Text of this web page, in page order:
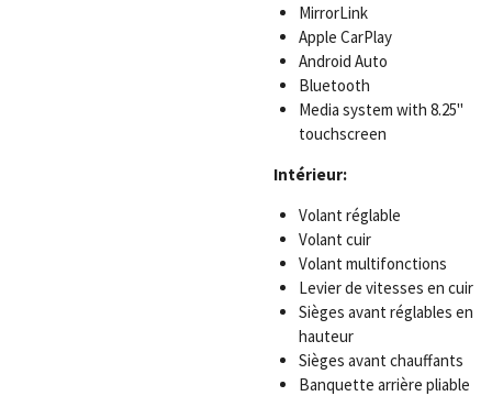
MirrorLink
Apple CarPlay
Android Auto
Bluetooth
Media system with 8.25"
touchscreen
Intérieur:
Volant réglable
Volant cuir
Volant multifonctions
Levier de vitesses en cuir
Sièges avant réglables en
hauteur
Sièges avant chauffants
Banquette arrière pliable